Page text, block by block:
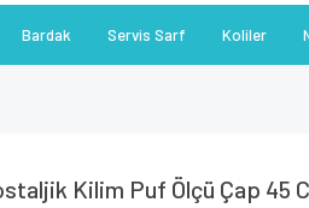
Bardak Servis Sarf Koliler
Kilim Puf Ölçü Çap 45